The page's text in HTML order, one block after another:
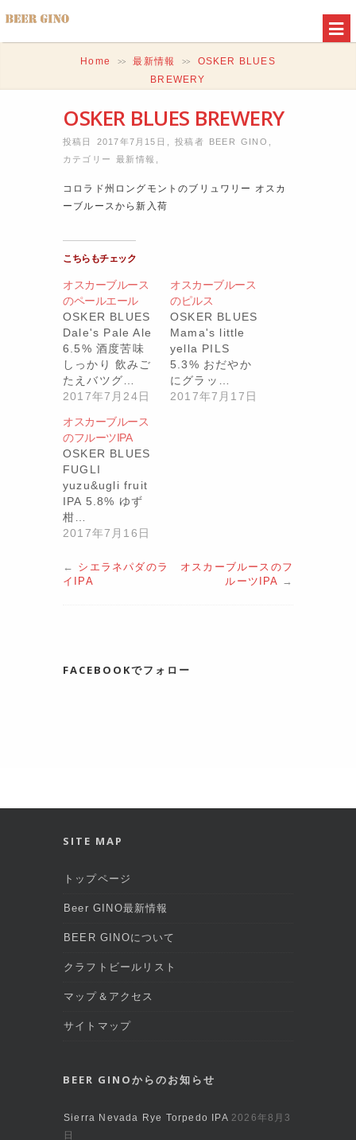
Home >> 最新情報 >>
OSKER BLUES
BREWERY
OSKER BLUES BREWERY
投稿日 2017年7月15日 ,投稿者 BEER GINO
カテゴリー最新情報
コロラド州ロングモントのブリュワリー オスカ
ーブルースから新入荷
こちらもチェック
オスカーブルース
のペールエール
OSKER BLUES
Dale's Pale Ale
6.5% 酒度苦味
しっかり 飲みご
たえバツグ…
2017年7月24日
オスカーブルース
のピルス
OSKER BLUES
Mama's little
yella PILS
5.3% おだやか
にグラッ…
2017年7月17日
オスカーブルース
のフルーツIPA
OSKER BLUES
FUGLI
yuzu&ugli fruit
IPA 5.8% ゆず
柑…
2017年7月16日
← シエラネパダのラ
イIPA
オスカーブルースのフ
ルーツIPA →
FACEBOOKでフォロー
SITE MAP
トップページ
Beer GINO最新情報
BEER GINOについて
クラフトビールリスト
マップ＆アクセス
サイトマップ
BEER GINOからのお知らせ
Sierra Nevada Rye Torpedo IPA 2026年8月3
日